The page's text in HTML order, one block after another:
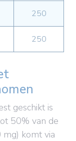
250
250
geschikt is
50% van de
mg) komt via